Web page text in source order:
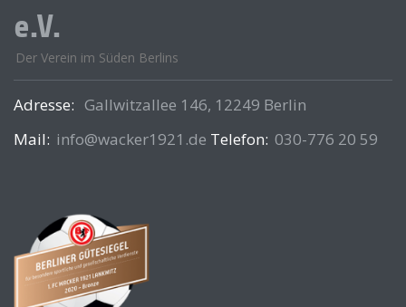
e.V.
Der Verein im Süden Berlins
Adresse: Gallwitzallee 146, 12249 Berlin
Mail: info@wacker1921.de Telefon: 030-776 20 59